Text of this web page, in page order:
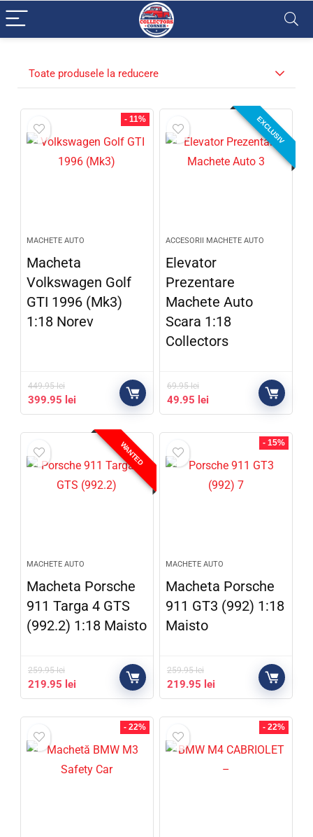
Toate produsele la reducere
- 11%
MACHETE AUTO
Macheta
Volkswagen Golf
GTI 1996 (Mk3)
1:18 Norev
449.95lei
399.95 lei
EXCLUSIV
ACCESORII MACHETE AUTO
Elevator
Prezentare
Machete Auto
Scara 1:18
Collectors
69.95lei
49.95 lei
WANTED
MACHETE AUTO
Macheta Porsche
911 Targa 4 GTS
(992.2) 1:18 Maisto
259.95lei
219.95 lei
- 15%
MACHETE AUTO
Macheta Porsche
911 GT3 (992) 1:18
Maisto
259.95lei
219.95 lei
- 22% - 22%